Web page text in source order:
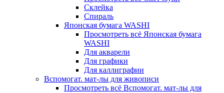
Склейка
Спираль
Японская бумага WASHI
Просмотреть всё Японская бумага
WASHI
Для акварели
Для графики
Для каллиграфии
Вспомогат. мат-лы для живописи
Просмотреть всё Вспомогат. мат-лы для